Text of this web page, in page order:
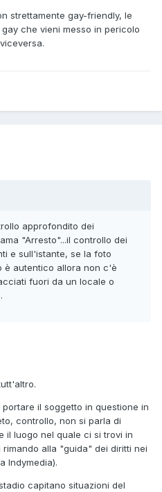
strettamente gay-friendly, le
che vieni messo in pericolo
approfondito dei
"Arresto"...il controllo dei
e sull'istante, se la foto
è autentico allora non c'è
fuori da un locale o
il soggetto in questione in
controllo, non si parla di
il luogo nel quale ci si trovi in
alla "guida" dei diritti nei
Indymedia).
capitano situazioni del